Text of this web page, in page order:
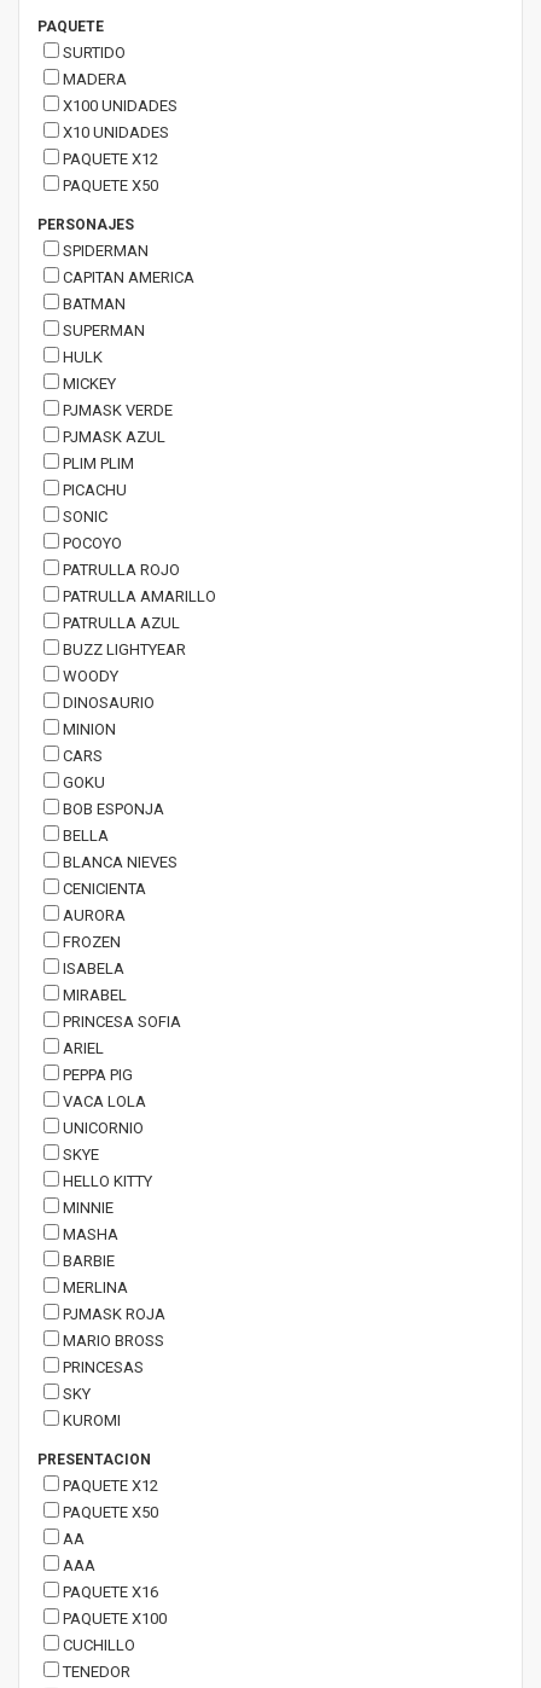
PAQUETE
SURTIDO
MADERA
X100 UNIDADES
X10 UNIDADES
PAQUETE X12
PAQUETE X50
PERSONAJES
SPIDERMAN
CAPITAN AMERICA
BATMAN
SUPERMAN
HULK
MICKEY
PJMASK VERDE
PJMASK AZUL
PLIM PLIM
PICACHU
SONIC
POCOYO
PATRULLA ROJO
PATRULLA AMARILLO
PATRULLA AZUL
BUZZ LIGHTYEAR
WOODY
DINOSAURIO
MINION
CARS
GOKU
BOB ESPONJA
BELLA
BLANCA NIEVES
CENICIENTA
AURORA
FROZEN
ISABELA
MIRABEL
PRINCESA SOFIA
ARIEL
PEPPA PIG
VACA LOLA
UNICORNIO
SKYE
HELLO KITTY
MINNIE
MASHA
BARBIE
MERLINA
PJMASK ROJA
MARIO BROSS
PRINCESAS
SKY
KUROMI
PRESENTACION
PAQUETE X12
PAQUETE X50
AA
AAA
PAQUETE X16
PAQUETE X100
CUCHILLO
TENEDOR